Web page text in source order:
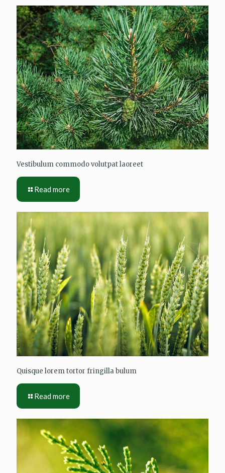
Vestibulum commodo volutpat laoreet
Read more
Quisque lorem tortor fringilla bulum
Read more